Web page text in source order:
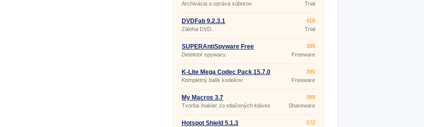
Archivácia a správa súborov
Trial
DVDFab 9.2.3.1
Záloha DVD.
418
Trial
SUPERAntiSpyware Free
Edition 6.0.1212
Detektor spywaru.
395
Freeware
K-Lite Mega Codec Pack 15.7.0
Kompletný balík kodekov
390
Freeware
My Macros 3.7
Tvorba makier zo stlačených kláves
a pohybov myši.
388
Shareware
Hotspot Shield 5.1.3
372